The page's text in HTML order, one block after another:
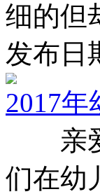
细的但
发布日
2017
亲爱
们在幼